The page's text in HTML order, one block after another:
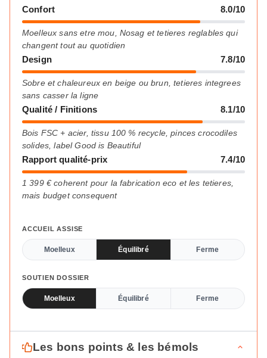
Confort 8.0/10
Moelleux sans etre mou, Nosag et tetieres reglables qui
changent tout au quotidien
Design 7.8/10
Sobre et chaleureux en beige ou brun, tetieres integrees
sans casser la ligne
Qualité / Finitions 8.1/10
Bois FSC + acier, tissu 100 % recycle, pinces crocodiles
solides, label Good is Beautiful
Rapport qualité-prix 7.4/10
1 399 € coherent pour la fabrication eco et les tetieres,
mais budget consequent
ACCUEIL ASSISE
Moelleux Équilibré Ferme
SOUTIEN DOSSIER
Moelleux Équilibré Ferme
Les bons points & les bémols